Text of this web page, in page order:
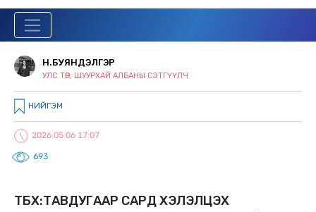
Н.БУЯНДЭЛГЭР
УЛС ТӨР, ШУУРХАЙ АЛБАНЫ СЭТГҮҮЛЧ
НИЙГЭМ
2026.05.06 17:07
693
ТБХ:ТАВДУГААР САРД ХЭЛЭЛЦЭХ